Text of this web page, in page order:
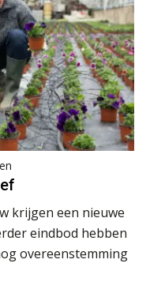
krijgen een nieuwe
eindbod hebben
overeenstemming
Lonen in de Jaarrekening (NIRPA PE)
Practical Diploma in Payroll Administration (PDL®)